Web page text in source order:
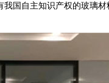
国自主知识产权的玻璃